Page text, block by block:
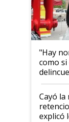
"Hay
como
al
habló
Cayó
explicó